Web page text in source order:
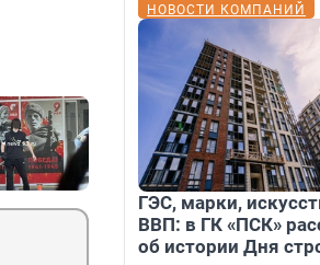
НОВОСТИ КОМПАНИЙ
ГЭС, марки,
ВВП: в ГК «ПСК»
об истории Дня